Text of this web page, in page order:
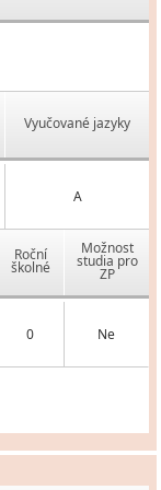
Vyučované jazyky
A
Roční
školné
Možnost
studia pro
ZP
0 Ne